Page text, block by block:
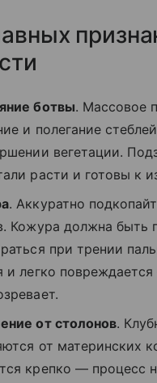
ботвы. Массовое
и полегание
вегетации.
расти и готовы к
. Аккуратно
Кожура должна быть
при трении
и легко
от столонов.
от материнских
крепко — процесс